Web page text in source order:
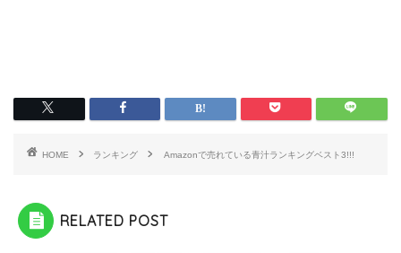
HOME ランキング Amazonで売れている青汁ランキングベスト3!!!
RELATED POST